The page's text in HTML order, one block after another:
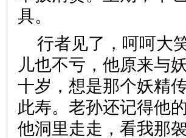
具。
行者见了，呵呵大
儿也不亏，他原来与
十岁，想是那个妖精
此寿。老孙还记得他
他洞里走走，看我那